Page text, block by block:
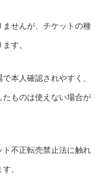
せんが、チケットの種
す。
本人確認されやすく、
ものは使えない場合が
不正転売禁止法に触れ
。